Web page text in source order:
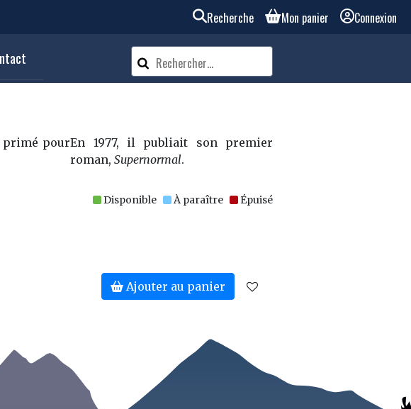
Recherche Mon panier Connexion
primé pourEn 1977, il publiait son premier
roman,Supernormal.
Disponible À paraître Épuisé
Ajouter au panier